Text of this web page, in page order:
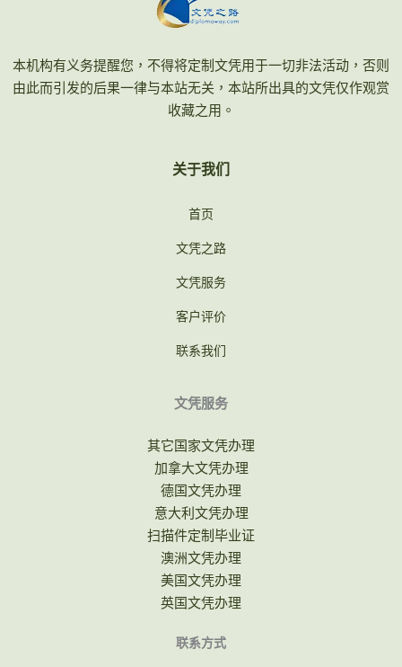
本机构有义务提醒您，不得将定制文凭用于一切非法活动，否则
由此而引发的后果一律与本站无关，本站所出具的文凭仅作观赏
收藏之用。
关于我们
首页
文凭之路
文凭服务
客户评价
联系我们
文凭服务
其它国家文凭办理
加拿大文凭办理
德国文凭办理
意大利文凭办理
扫描件定制毕业证
澳洲文凭办理
美国文凭办理
英国文凭办理
联系方式